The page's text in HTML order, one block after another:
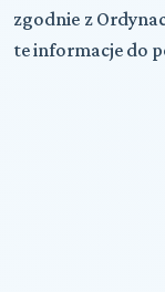
zgodnie z
te informacje do